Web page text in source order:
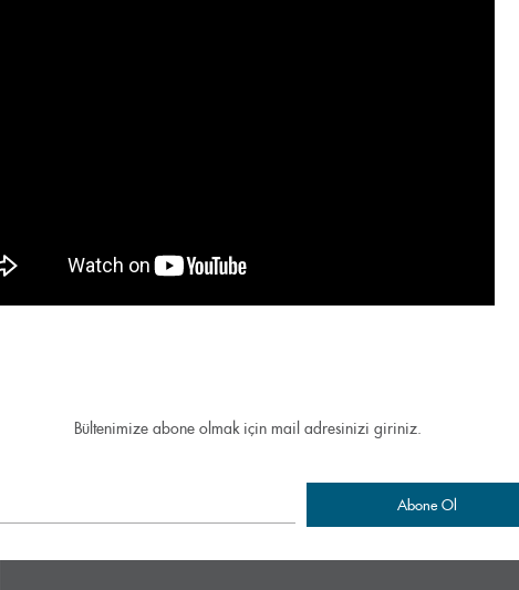
Bültenimize abone olmak için mail adresinizi giriniz.